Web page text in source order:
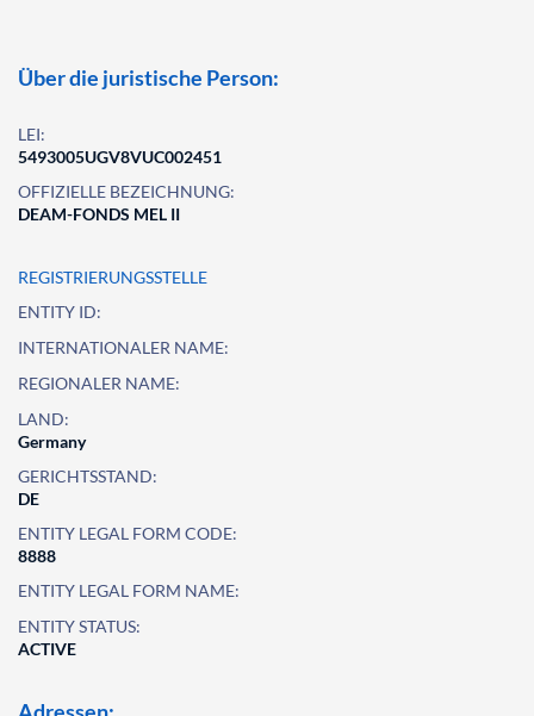
Über die juristische Person:
LEI:
5493005UGV8VUC002451
OFFIZIELLE BEZEICHNUNG:
DEAM-FONDS MEL II
REGISTRIERUNGSSTELLE
ENTITY ID:
INTERNATIONALER NAME:
REGIONALER NAME:
LAND:
Germany
GERICHTSSTAND:
DE
ENTITY LEGAL FORM CODE:
8888
ENTITY LEGAL FORM NAME:
ENTITY STATUS:
ACTIVE